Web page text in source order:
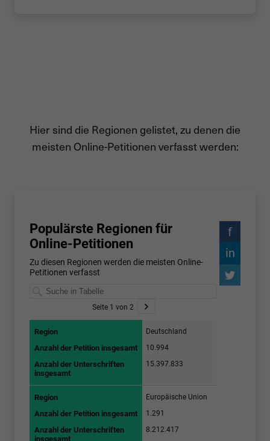
Hier sind die Regionen gelistet, zu denen die
meisten Online-Petitionen verfasst werden: